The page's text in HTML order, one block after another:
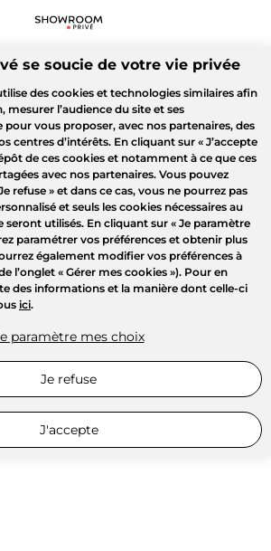
se soucie de votre vie privée
des cookies et technologies similaires afin
mesurer l’audience du site et ses
pour vous proposer, avec nos partenaires, des
centres d’intérêts. En cliquant sur « J’accepte
de ces cookies et notamment à ce que ces
avec nos partenaires. Vous pouvez
refuse » et dans ce cas, vous ne pourrez pas
et seuls les cookies nécessaires au
utilisés. En cliquant sur « Je paramètre
paramétrer vos préférences et obtenir plus
également modifier vos préférences à
l’onglet « Gérer mes cookies »). Pour en
des informations et la manière dont celle-ci
ici.
paramètre mes choix
Je refuse
J'accepte